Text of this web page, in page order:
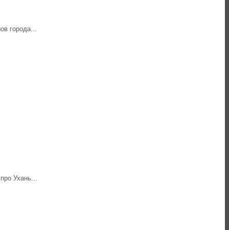
города...
Ухань...